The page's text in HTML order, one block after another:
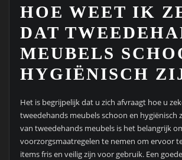
HOE WEET IK
DAT
MEUBELS
HYGIËNISCH
Het is begrijpelijk dat u zich afvraagt hoe u
tweedehands meubels schoon en hygiënisch
van tweedehands meubels is het belangrijk
voorzorgsmaatregelen te nemen om ervoor
items fris en veilig zijn voor gebruik. Een